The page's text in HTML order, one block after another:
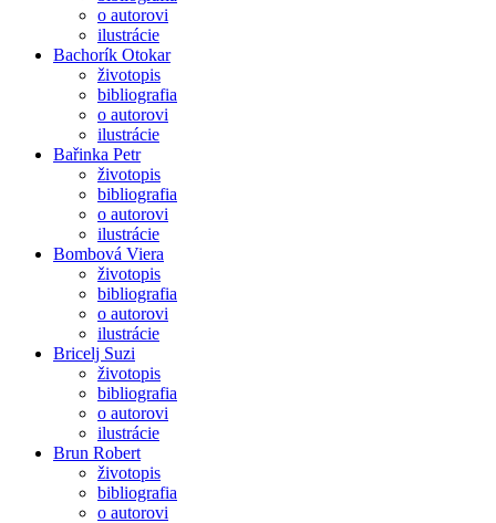
o autorovi
ilustrácie
Bachorík Otokar
životopis
bibliografia
o autorovi
ilustrácie
Bařinka Petr
životopis
bibliografia
o autorovi
ilustrácie
Bombová Viera
životopis
bibliografia
o autorovi
ilustrácie
Bricelj Suzi
životopis
bibliografia
o autorovi
ilustrácie
Brun Robert
životopis
bibliografia
o autorovi